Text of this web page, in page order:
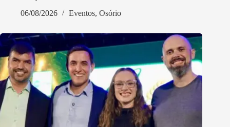
06/08/2026
Eventos, Osório